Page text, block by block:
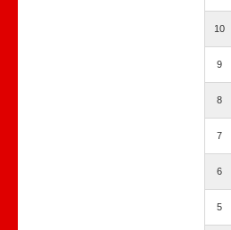
10
9
8
7
6
5